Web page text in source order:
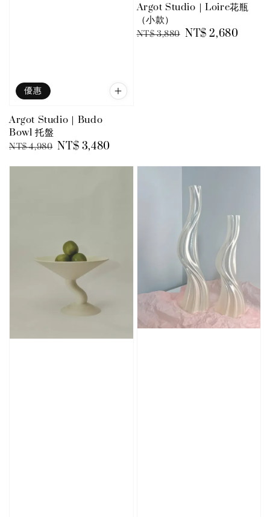
優惠
Argot Studio｜Budo
Bowl 托盤
Regular
NT$ 4,980 Sale
NT$ 3,480
Argot Studio｜Loire花瓶
（小款）
Regular
NT$ 3,880 Sale
NT$ 2,680